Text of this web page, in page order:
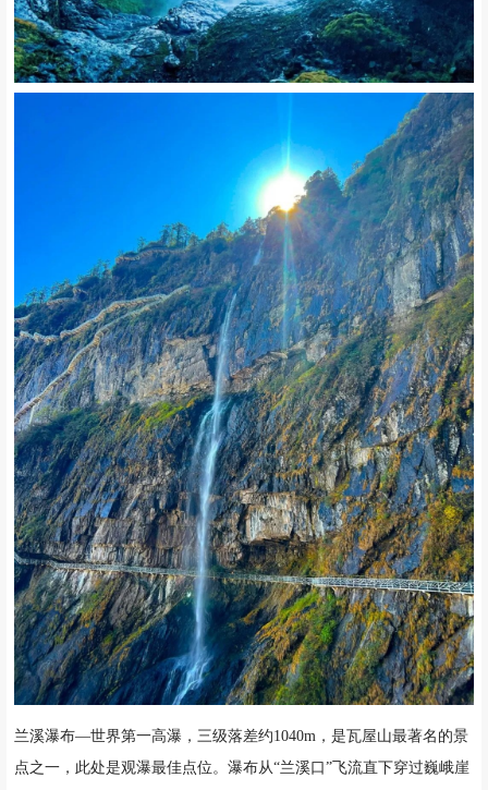
兰溪瀑布—世界第一高瀑，三级落差约1040m，是瓦屋山最著名的景
点之一，此处是观瀑最佳点位。瀑布从“兰溪口”飞流直下穿过巍峨崖